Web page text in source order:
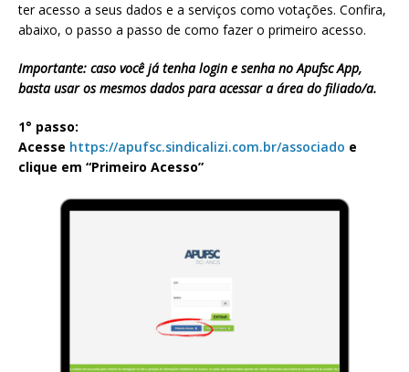
ter acesso a seus dados e a serviços como votações. Confira,
abaixo, o passo a passo de como fazer o primeiro acesso.
Importante: caso você já tenha login e senha no Apufsc App,
basta usar os mesmos dados para acessar a área do filiado/a.
1° passo:
Acesse https://apufsc.sindicalizi.com.br/associado e
clique em “Primeiro Acesso”